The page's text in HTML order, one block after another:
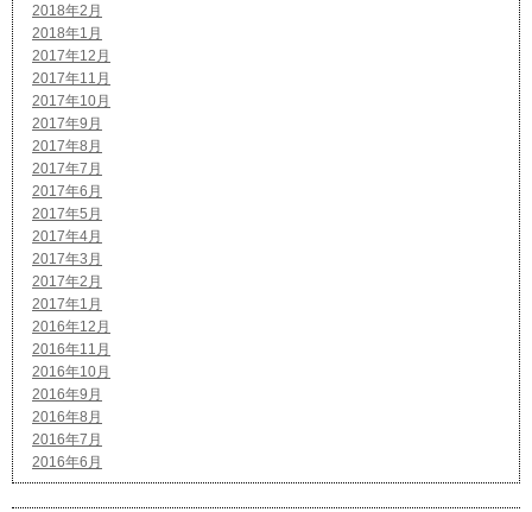
2018年2月
2018年1月
2017年12月
2017年11月
2017年10月
2017年9月
2017年8月
2017年7月
2017年6月
2017年5月
2017年4月
2017年3月
2017年2月
2017年1月
2016年12月
2016年11月
2016年10月
2016年9月
2016年8月
2016年7月
2016年6月